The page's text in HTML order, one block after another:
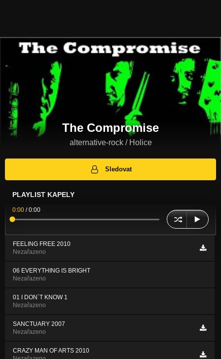
The Compromise
alternative-rock / Holice
Sledovat
PLAYLIST KAPELY
0:00 /0:00
FEELING FREE 2010
Nezařazeno
06 EVERYTHING IS BRIGHT
Nezařazeno
01 I DON´T KNOW 1
Nezařazeno
SANCTUARY 2007
Nezařazeno
CRAZY MAN OF ARTS 2010